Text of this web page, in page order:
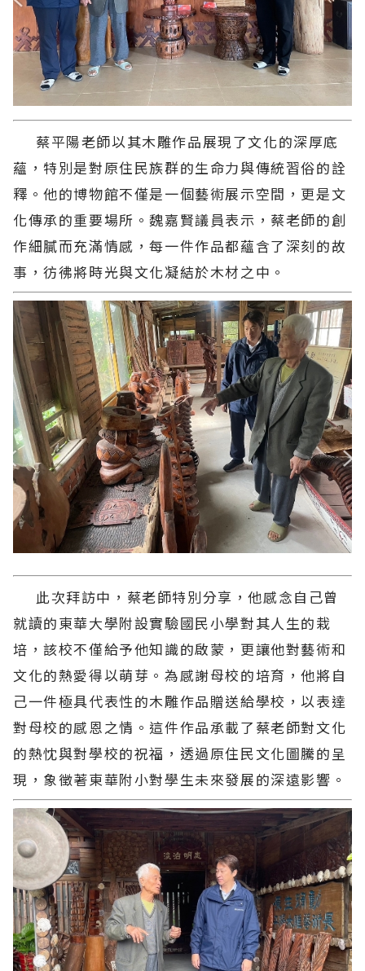
蔡平陽老師以其木雕作品展現了文化的深厚底
蘊，特別是對原住民族群的生命力與傳統習俗的詮
釋。他的博物館不僅是一個藝術展示空間，更是文
化傳承的重要場所。魏嘉賢議員表示，蔡老師的創
作細膩而充滿情感，每一件作品都蘊含了深刻的故
事，彷彿將時光與文化凝結於木材之中。
此次拜訪中，蔡老師特別分享，他感念自己曾
就讀的東華大學附設實驗國民小學對其人生的栽
培，該校不僅給予他知識的啟蒙，更讓他對藝術和
文化的熱愛得以萌芽。為感謝母校的培育，他將自
己一件極具代表性的木雕作品贈送給學校，以表達
對母校的感恩之情。這件作品承載了蔡老師對文化
的熱忱與對學校的祝福，透過原住民文化圖騰的呈
現，象徵著東華附小對學生未來發展的深遠影響。